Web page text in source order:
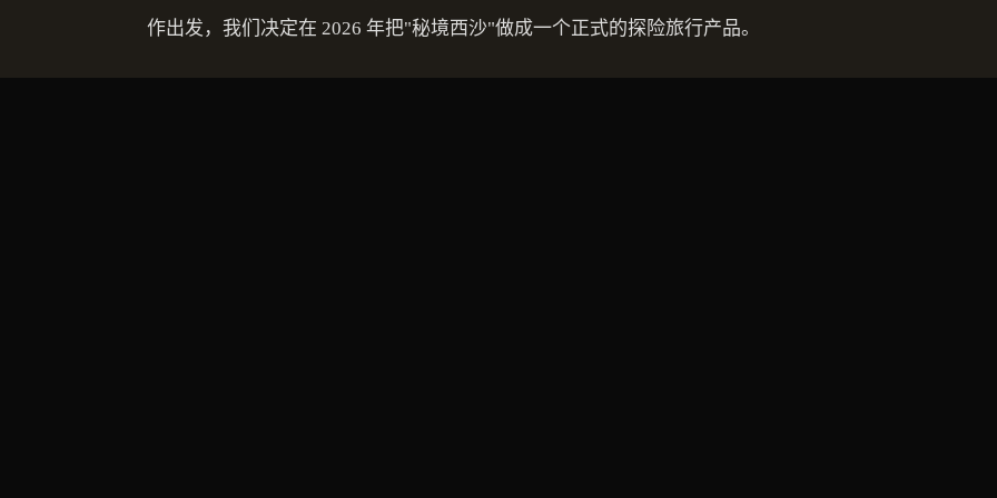
作出发，我们决定在 2026 年把"秘境西沙"做成一个正式的探险旅行产品。